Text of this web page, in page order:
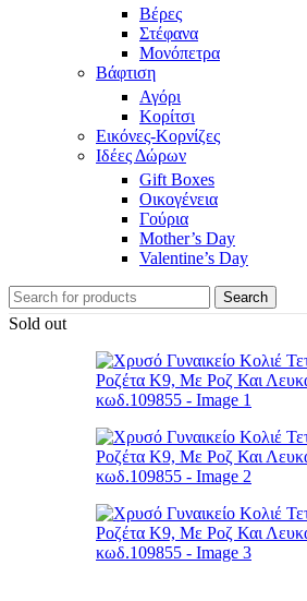
Βέρες
Στέφανα
Μονόπετρα
Βάφτιση
Αγόρι
Κορίτσι
Εικόνες-Κορνίζες
Ιδέες Δώρων
Gift Boxes
Οικογένεια
Γούρια
Mother’s Day
Valentine’s Day
Search
Sold out